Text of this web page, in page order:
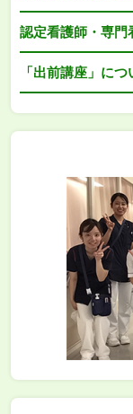
認定看護師・専門
「出前講座」につ